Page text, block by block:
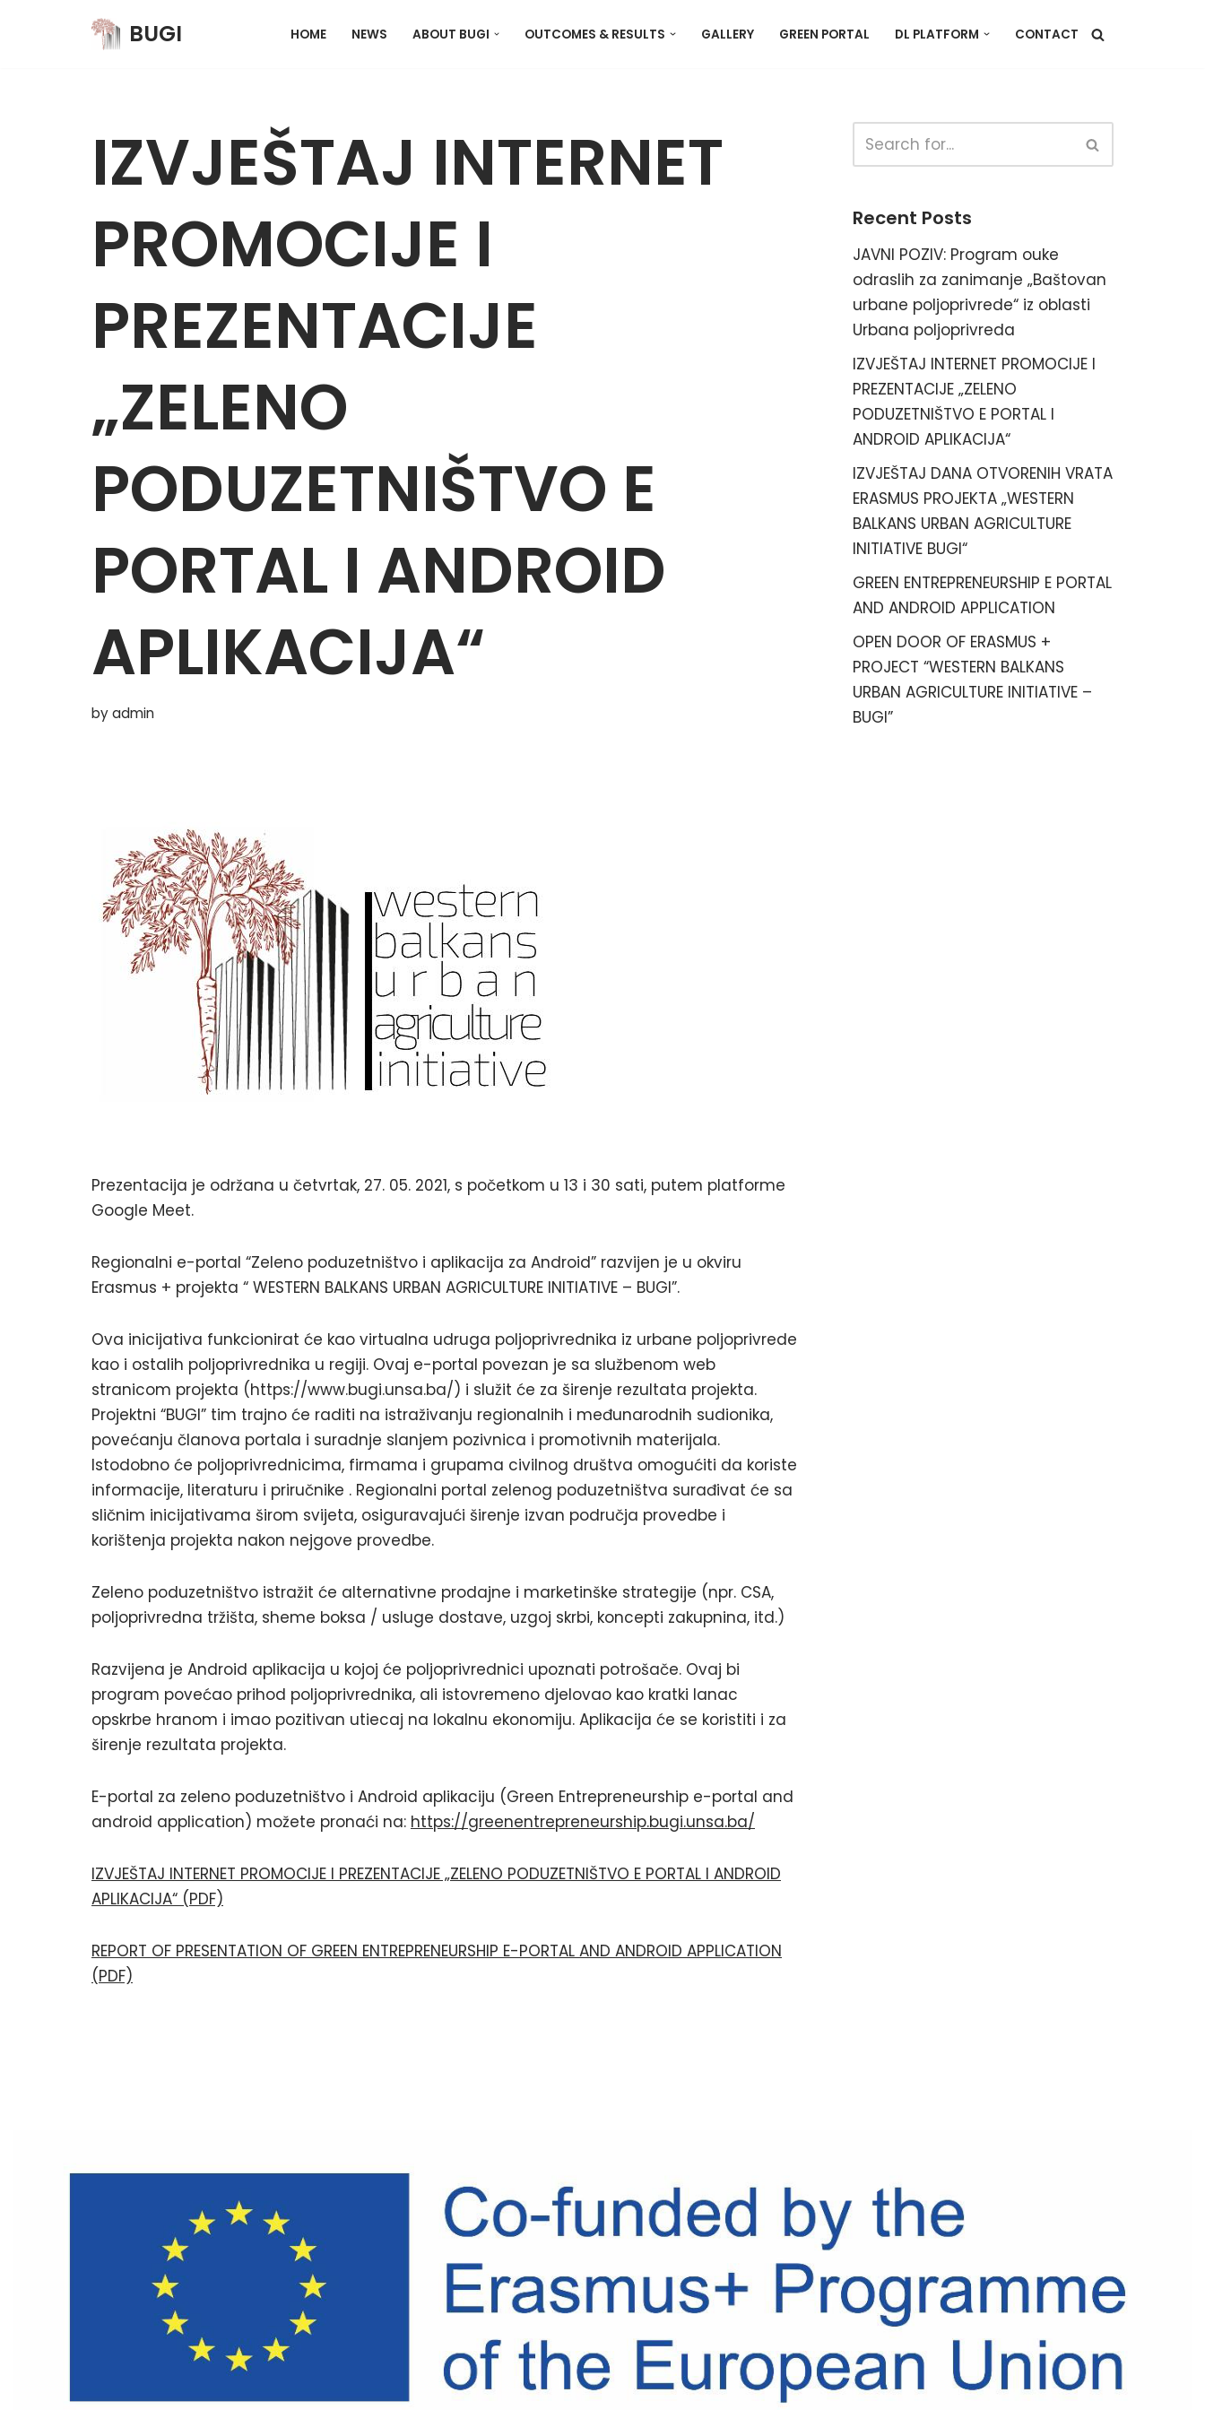
BUGI HOME NEWS ABOUT BUGI OUTCOMES & RESULTS GALLERY GREEN PORTAL DL PLATFORM CONTACT
IZVJEŠTAJ INTERNET
PROMOCIJE I
PREZENTACIJE
„ZELENO
PODUZETNIŠTVO E
PORTAL I ANDROID
APLIKACIJA“
byadmin
Prezentacija je održana u četvrtak, 27. 05. 2021, s početkom u 13 i 30 sati, putem platforme
Google Meet.
Regionalni e-portal “Zeleno poduzetništvo i aplikacija za Android” razvijen je u okviru
Erasmus + projekta “ WESTERN BALKANS URBAN AGRICULTURE INITIATIVE – BUGI”.
Ova inicijativa funkcionirat će kao virtualna udruga poljoprivrednika iz urbane poljoprivrede
kao i ostalih poljoprivrednika u regiji. Ovaj e-portal povezan je sa službenom web
stranicom projekta (https://www.bugi.unsa.ba/) i služit će za širenje rezultata projekta.
Projektni “BUGI” tim trajno će raditi na istraživanju regionalnih i međunarodnih sudionika,
povećanju članova portala i suradnje slanjem pozivnica i promotivnih materijala.
Istodobno će poljoprivrednicima, firmama i grupama civilnog društva omogućiti da koriste
informacije, literaturu i priručnike . Regionalni portal zelenog poduzetništva surađivat će sa
sličnim inicijativama širom svijeta, osiguravajući širenje izvan područja provedbe i
korištenja projekta nakon nejgove provedbe.
Zeleno poduzetništvo istražit će alternativne prodajne i marketinške strategije (npr. CSA,
poljoprivredna tržišta, sheme boksa / usluge dostave, uzgoj skrbi, koncepti zakupnina, itd.)
Razvijena je Android aplikacija u kojoj će poljoprivrednici upoznati potrošače. Ovaj bi
program povećao prihod poljoprivrednika, ali istovremeno djelovao kao kratki lanac
opskrbe hranom i imao pozitivan utiecaj na lokalnu ekonomiju. Aplikacija će se koristiti i za
širenje rezultata projekta.
E-portal za zeleno poduzetništvo i Android aplikaciju (Green Entrepreneurship e-portal and
android application) možete pronaći na: https://greenentrepreneurship.bugi.unsa.ba/
IZVJEŠTAJ INTERNET PROMOCIJE I PREZENTACIJE „ZELENO PODUZETNIŠTVO E PORTAL I ANDROID
APLIKACIJA“ (PDF)
REPORT OF PRESENTATION OF GREEN ENTREPRENEURSHIP E-PORTAL AND ANDROID APPLICATION
(PDF)
Recent Posts
JAVNI POZIV: Program ouke
odraslih za zanimanje „Baštovan
urbane poljoprivrede“ iz oblasti
Urbana poljoprivreda
IZVJEŠTAJ INTERNET PROMOCIJE I
PREZENTACIJE „ZELENO
PODUZETNIŠTVO E PORTAL I
ANDROID APLIKACIJA“
IZVJEŠTAJ DANA OTVORENIH VRATA
ERASMUS PROJEKTA „WESTERN
BALKANS URBAN AGRICULTURE
INITIATIVE BUGI“
GREEN ENTREPRENEURSHIP E PORTAL
AND ANDROID APPLICATION
OPEN DOOR OF ERASMUS +
PROJECT “WESTERN BALKANS
URBAN AGRICULTURE INITIATIVE –
BUGI”